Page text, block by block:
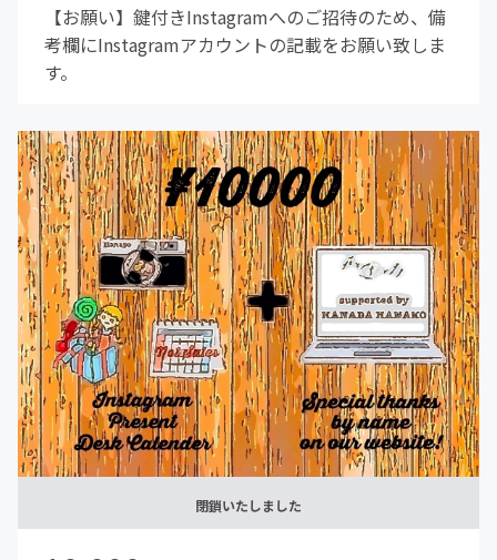
【お願い】鍵付きInstagramへのご招待のため、備
考欄にInstagramアカウントの記載をお願い致しま
す。
閉鎖いたしました